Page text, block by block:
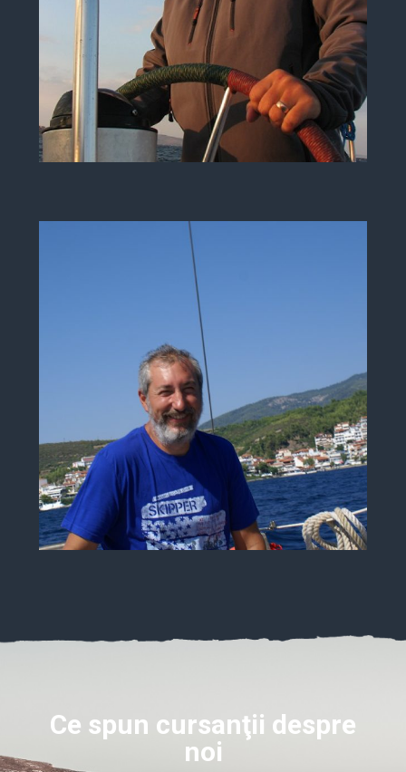
Mugurel Roşu
Călin Rotăruș
Ce spun cursanţii despre
noi